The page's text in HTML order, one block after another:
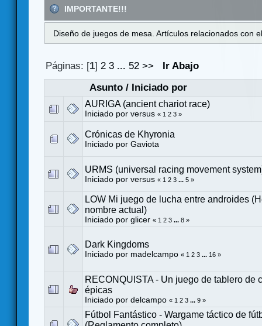
IMPORTANTE!!!
Diseño de juegos de mesa. Artículos relacionados con
Páginas: [1] 2 3 ... 52 >>
Ir Abajo
Asunto/ Iniciado por
AURIGA (ancient chariot race)
Iniciado por versus « 1 2 3 »
Crónicas de Khyronia
Iniciado por Gaviota
URMS (universal racing movement
Iniciado por versus « 1 2 3 ... 5 »
LOW Mi juego de lucha entre androides
nombre actual)
Iniciado por glicer « 1 2 3 ... 8 »
Dark Kingdoms
Iniciado por madelcampo « 1 2 3 ... 16 »
RECONQUISTA - Un juego de tablero de
épicas
Iniciado por delcampo « 1 2 3 ... 9 »
Fútbol Fantástico - Wargame táctico de